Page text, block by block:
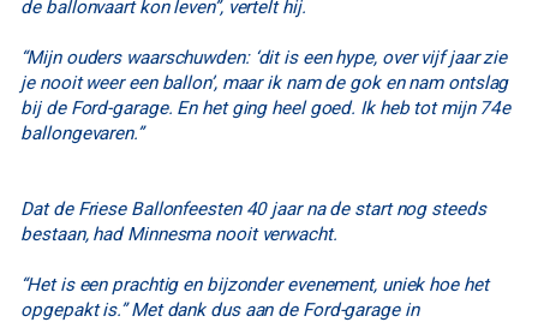
de ballonvaart kon leven”, vertelt hij.
“Mijn ouders waarschuwden: ‘dit is een hype, over vijf jaar zie
je nooit weer een ballon’, maar ik nam de gok en nam ontslag
bij de Ford-garage. En het ging heel goed. Ik heb tot mijn 74e
ballongevaren.”
Dat de Friese Ballonfeesten 40 jaar na de start nog steeds
bestaan, had Minnesma nooit verwacht.
“Het is een prachtig en bijzonder evenement, uniek hoe het
opgepakt is.” Met dank dus aan de Ford-garage in